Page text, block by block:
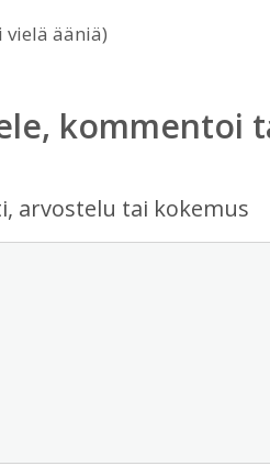
vielä ääniä)
kommentoi
arvostelu tai kokemus